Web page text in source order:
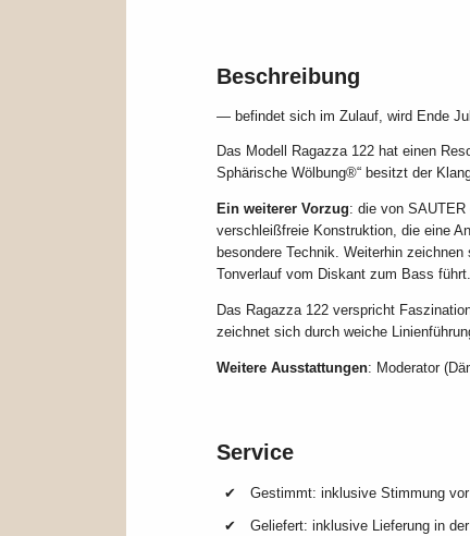
Beschreibung
— befindet sich im Zulauf, wird Ende
Das Modell Ragazza 122 hat einen
Sphärische Wölbung®“ besitzt der
Ein weiterer Vorzug: die von
verschleißfreie Konstruktion, die eine
besondere Technik. Weiterhin
Tonverlauf vom Diskant zum Bass führt.
Das Ragazza 122 verspricht
zeichnet sich durch weiche
Weitere Ausstattungen: Moderator
Service
Gestimmt: inklusive Stimmung
Geliefert: inklusive Lieferung in